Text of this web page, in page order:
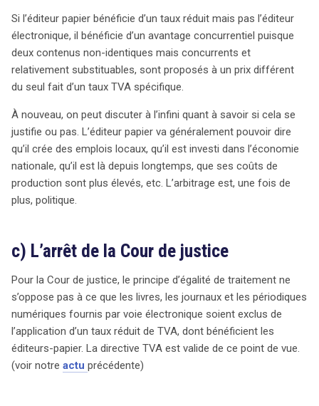
Si l’éditeur papier bénéficie d’un taux réduit mais pas l’éditeur
électronique, il bénéficie d’un avantage concurrentiel puisque
deux contenus non-identiques mais concurrents et
relativement substituables, sont proposés à un prix différent
du seul fait d’un taux TVA spécifique.
À nouveau, on peut discuter à l’infini quant à savoir si cela se
justifie ou pas. L’éditeur papier va généralement pouvoir dire
qu’il crée des emplois locaux, qu’il est investi dans l’économie
nationale, qu’il est là depuis longtemps, que ses coûts de
production sont plus élevés, etc. L’arbitrage est, une fois de
plus, politique.
c) L’arrêt de la Cour de justice
Pour la Cour de justice, le principe d’égalité de traitement ne
s’oppose pas à ce que les livres, les journaux et les périodiques
numériques fournis par voie électronique soient exclus de
l’application d’un taux réduit de TVA, dont bénéficient les
éditeurs-papier. La directive TVA est valide de ce point de vue.
(voir notre actu précédente)